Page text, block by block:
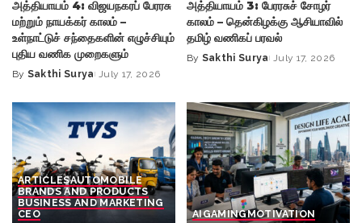
அத்தியாயம் 4: விஜயநகரப் பேரரசு
மற்றும் நாயக்கர் காலம் –
உள்நாட்டுச் சந்தைகளின் எழுச்சியும்
புதிய வணிக முறைகளும்
Posted
By Sakthi Surya July 17, 2026
அத்தியாயம் 3: பேரரசுச் சோழர்
காலம் – தென்கிழக்கு ஆசியாவில்
தமிழ் வணிகப் பரவல்
Posted
By Sakthi Surya July 17, 2026
ARTICLESAUTOMOBILE
BRANDS AND PRODUCTS
BUSINESS AND MARKETING
CEO
AIGAMINGMOTIVATION